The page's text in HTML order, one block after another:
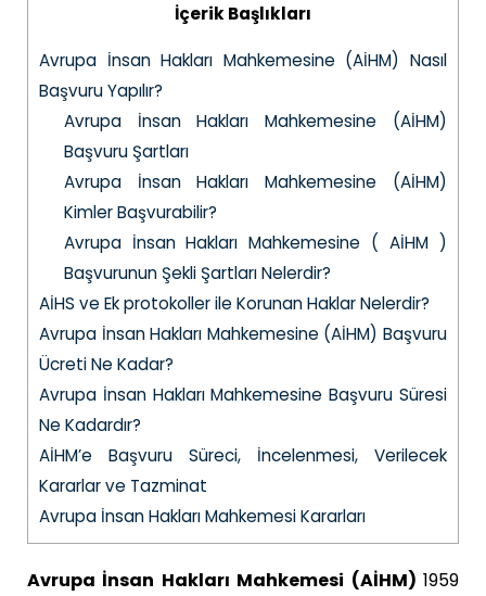
İçerik Başlıkları
Avrupa İnsan Hakları Mahkemesine (AİHM) Nasıl
Başvuru Yapılır?
Avrupa İnsan Hakları Mahkemesine (AİHM)
Başvuru Şartları
Avrupa İnsan Hakları Mahkemesine (AİHM)
Kimler Başvurabilir?
Avrupa İnsan Hakları Mahkemesine ( AİHM )
Başvurunun Şekli Şartları Nelerdir?
AİHS ve Ek protokoller ile Korunan Haklar Nelerdir?
Avrupa İnsan Hakları Mahkemesine (AİHM) Başvuru
Ücreti Ne Kadar?
Avrupa İnsan Hakları Mahkemesine Başvuru Süresi
Ne Kadardır?
AİHM’e Başvuru Süreci, İncelenmesi, Verilecek
Kararlar ve Tazminat
Avrupa İnsan Hakları Mahkemesi Kararları
Avrupa İnsan Hakları Mahkemesi (AİHM) 1959